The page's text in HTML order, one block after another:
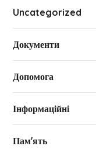
Uncategorized
Документи
Допомога
Інформаційні
Пам'ять